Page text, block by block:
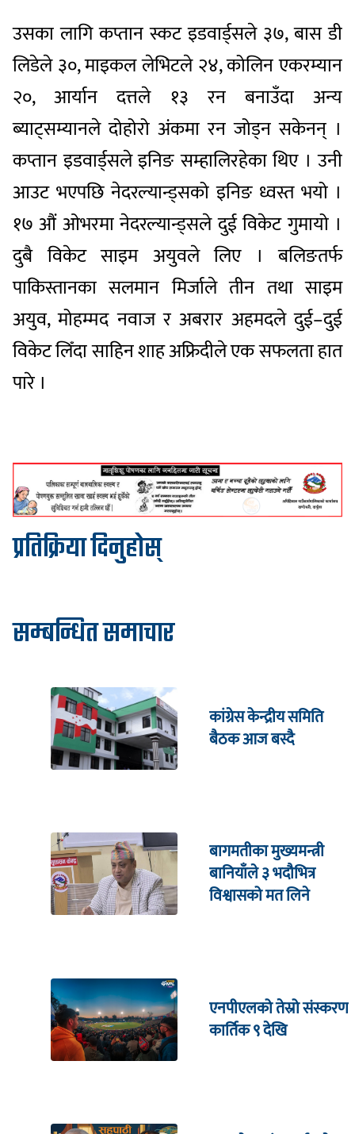
उसका लागि कप्तान स्कट इडवार्ड्सले ३७, बास डी
लिडेले ३०, माइकल लेभिटले २४, कोलिन एकरम्यान
२०, आर्यान दत्तले १३ रन बनाउँदा अन्य
ब्याट्सम्यानले दोहोरो अंकमा रन जोड्न सकेनन् ।
कप्तान इडवार्ड्सले इनिङ सम्हालिरहेका थिए । उनी
आउट भएपछि नेदरल्यान्ड्सको इनिङ ध्वस्त भयो ।
१७ औं ओभरमा नेदरल्यान्ड्सले दुई विकेट गुमायो ।
दुबै विकेट साइम अयुवले लिए । बलिङतर्फ
पाकिस्तानका सलमान मिर्जाले तीन तथा साइम
अयुव, मोहम्मद नवाज र अबरार अहमदले दुई–दुई
विकेट लिँदा साहिन शाह अफ्रिदीले एक सफलता हात
पारे ।
प्रतिक्रिया दिनुहोस्
सम्बन्धित समाचार
कांग्रेस केन्द्रीय समिति
बैठक आज बस्दै
बागमतीका मुख्यमन्त्री
बानियाँले ३ भदौभित्र
विश्वासको मत लिने
एनपीएलको तेस्रो संस्करण
कार्तिक ९ देखि